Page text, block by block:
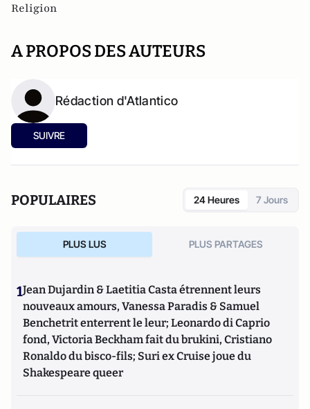
Religion
A PROPOS DES AUTEURS
Rédaction d'Atlantico
SUIVRE
POPULAIRES 24 Heures 7 Jours
PLUS LUS PLUS PARTAGES
1Jean Dujardin & Laetitia Casta étrennent leurs
nouveaux amours, Vanessa Paradis & Samuel
Benchetrit enterrent le leur; Leonardo di Caprio
fond, Victoria Beckham fait du brukini, Cristiano
Ronaldo du bisco-fils; Suri ex Cruise joue du
Shakespeare queer